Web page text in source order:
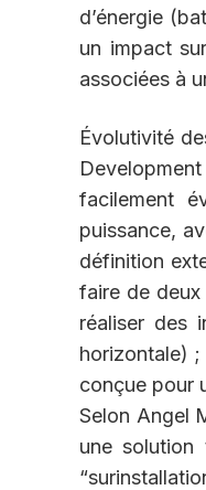
d’énergie
un impact
associées à
Évolutivité
facilement
puissance,
définition
faire de deux
réaliser des
horizontale) ;
conçue pour
Selon Angel
une solution